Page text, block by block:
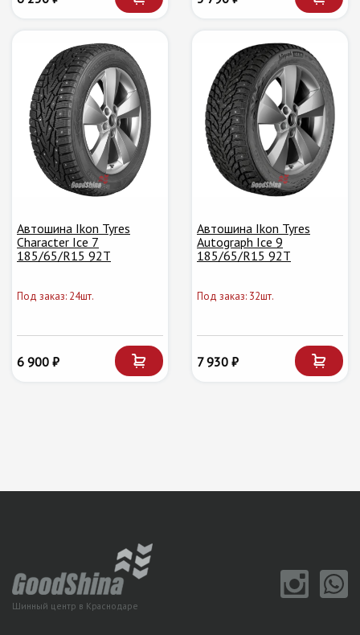
Автошина Ikon Tyres
Character Ice 7
185/65/R15 92T
Под заказ: 24шт.
6 900 ₽
Автошина Ikon Tyres
Autograph Ice 9
185/65/R15 92T
Под заказ: 32шт.
7 930 ₽
Шинный центр в Краснодаре